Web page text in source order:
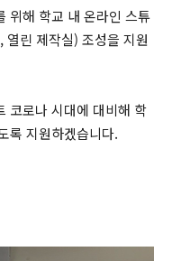
위해 학교 내 온라인 스튜
린 제작실) 조성을 지원
코로나 시대에 대비해 학
록 지원하겠습니다.